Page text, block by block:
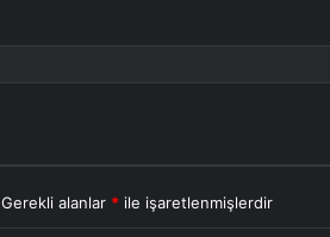
Gerekli alanlar * ile işaretlenmişlerdir